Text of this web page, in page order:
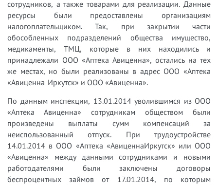
сотрудников, а также товарами для реализации. Данные
ресурсы были предоставлены организациям
налогоплательщиком. Так, при закрытии части
обособленных подразделений общества имущество,
медикаменты, ТМЦ, которые в них находились и
принадлежали ООО «Аптека Авиценна», остались на тех
же местах, но были реализованы в адрес ООО «Аптека
«Авиценна-Иркутск» и ООО «Авиценна».
По данным инспекции, 13.01.2014 уволившимся из ООО
«Аптека Авиценна» сотрудникам обществом были
произведены выплаты сумм компенсаций за
неиспользованный отпуск. При трудоустройстве
14.01.2014 в ООО «Аптека «АвиценнаИркутск» или ООО
«Авиценна» между данными сотрудниками и новыми
работодателями были заключены договоры
беспроцентных займов от 17.01.2014, по которым